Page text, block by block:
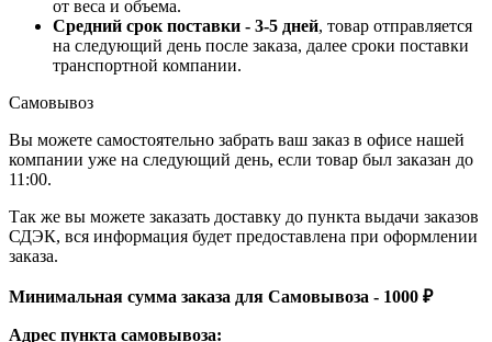
от веса и объема.
Средний срок поставки - 3-5 дней, товар отправляется
на следующий день после заказа, далее сроки поставки
транспортной компании.
Самовывоз
Вы можете самостоятельно забрать ваш заказ в офисе нашей
компании уже на следующий день, если товар был заказан до
11:00.
Так же вы можете заказать доставку до пункта выдачи заказов
СДЭК, вся информация будет предоставлена при оформлении
заказа.
Минимальная сумма заказа для Самовывоза - 1000 ₽
Адрес пункта самовывоза: